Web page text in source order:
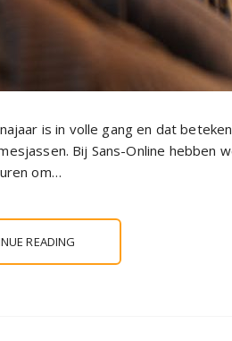
is in volle gang en dat
Bij Sans-Online hebben
om…
READING